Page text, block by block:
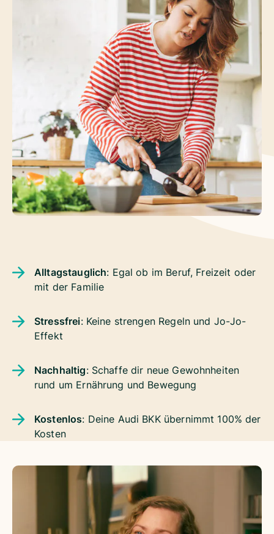
Alltagstauglich: Egal ob im Beruf, Freizeit oder
mit der Familie
Stressfrei: Keine strengen Regeln und Jo-Jo-
Effekt
Nachhaltig: Schaffe dir neue Gewohnheiten
rund um Ernährung und Bewegung
Kostenlos: Deine Audi BKK übernimmt 100% der
Kosten